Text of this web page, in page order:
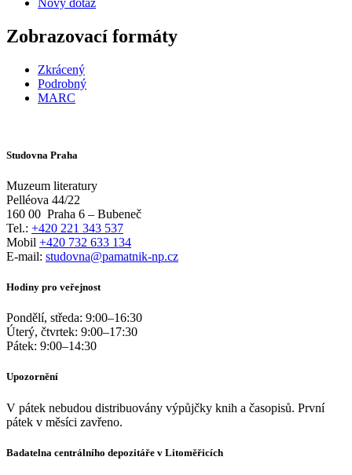
Zobrazovací formáty
Zkrácený
Podrobný
MARC
Studovna Praha
Muzeum literatury
Pelléova 44/22
160 00 Praha 6 – Bubeneč
Tel.: +420 221 343 537
Mobil +420 732 633 134
E-mail: studovna@pamatnik-np.cz
Hodiny pro veřejnost
Pondělí, středa: 9:00–16:30
Úterý, čtvrtek: 9:00–17:30
Pátek: 9:00–14:30
Upozornění
V pátek nebudou distribuovány výpůjčky knih a časopisů. První
pátek v měsíci zavřeno.
Badatelna centrálního depozitáře v Litoměřicích